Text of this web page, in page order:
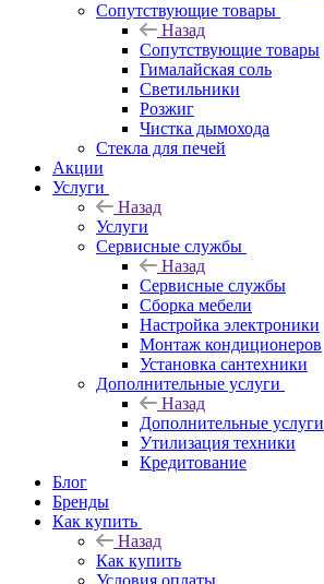
Сопутствующие товары
Назад
Сопутствующие товары
Гималайская соль
Светильники
Розжиг
Чистка дымохода
Стекла для печей
Акции
Услуги
Назад
Услуги
Сервисные службы
Назад
Сервисные службы
Сборка мебели
Настройка электроники
Монтаж кондиционеров
Установка сантехники
Дополнительные услуги
Назад
Дополнительные услуги
Утилизация техники
Кредитование
Блог
Бренды
Как купить
Назад
Как купить
Условия оплаты